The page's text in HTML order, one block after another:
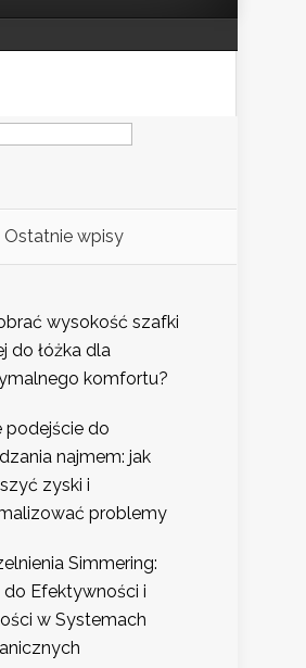
Ostatnie wpisy
wysokość szafki
do łóżka dla
komfortu?
podejście do
najmem: jak
zyski i
problemy
Simmering:
do Efektywności i
w Systemach